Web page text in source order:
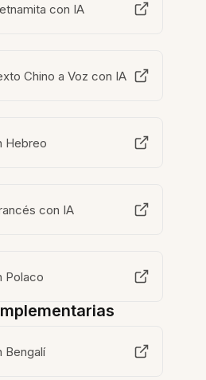
con IA
Chino a Voz con IA
Hebreo
con IA
Polaco
Bengalí